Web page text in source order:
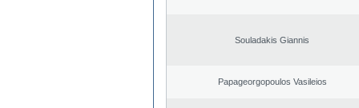
Souladakis Giannis
Papageorgopoulos Vasileios